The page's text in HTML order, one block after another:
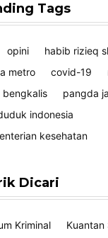
Tags
opini
habib rizieq
metro
covid-19
bengkalis
pangda
indonesia
kesehatan
Dicari
Kriminal Kuantan